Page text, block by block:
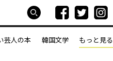
芸人の本 韓国文学 もっと見る